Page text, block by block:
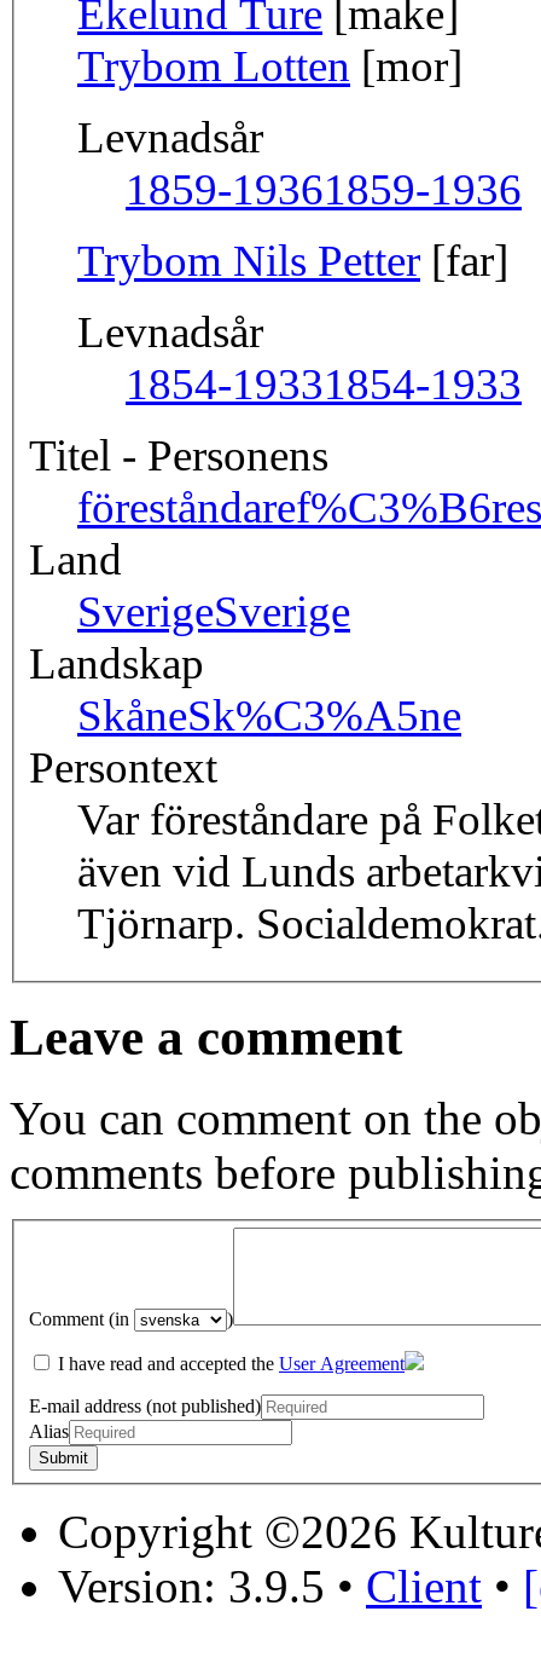
Ekelund Ture [make]
Trybom Lotten [mor]
Levnadsår
1859-19361859-1936
Trybom Nils Petter [far]
Levnadsår
1854-19331854-1933
Titel - Personens
föreståndare
Land
SverigeSverige
Landskap
SkåneSk%C3%A5ne
Persontext
Var föreståndare på
även vid Lunds
Tjörnarp.
Leave a comment
You can comment on the
comments before
Comment (in )
I have read and accepted the User Agreement
E-mail address (not published)
Alias
Copyright ©2026
Version: 3.9.5 • Client •